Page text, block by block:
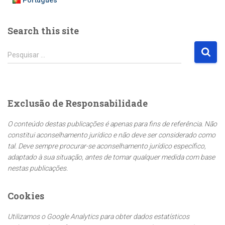
Search this site
P
e
i
a
r
p
o
r
Pesquisar …
Exclusão de Responsabilidade
O conteúdo destas publicações é apenas para fins de referência. Não
constitui aconselhamento jurídico e não deve ser considerado como
tal. Deve sempre procurar-se aconselhamento jurídico específico,
adaptado à sua situação, antes de tomar qualquer medida com base
nestas publicações.
Cookies
Utilizamos o Google Analytics para obter dados estatísticos